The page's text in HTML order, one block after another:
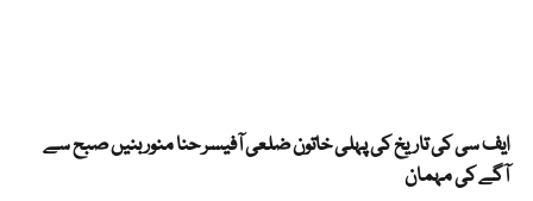
ایف سی کی تاریخ کی پہلی خاتون ضلعی آفیسر حنا منور بنیں صبح سے
آگے کی مہمان